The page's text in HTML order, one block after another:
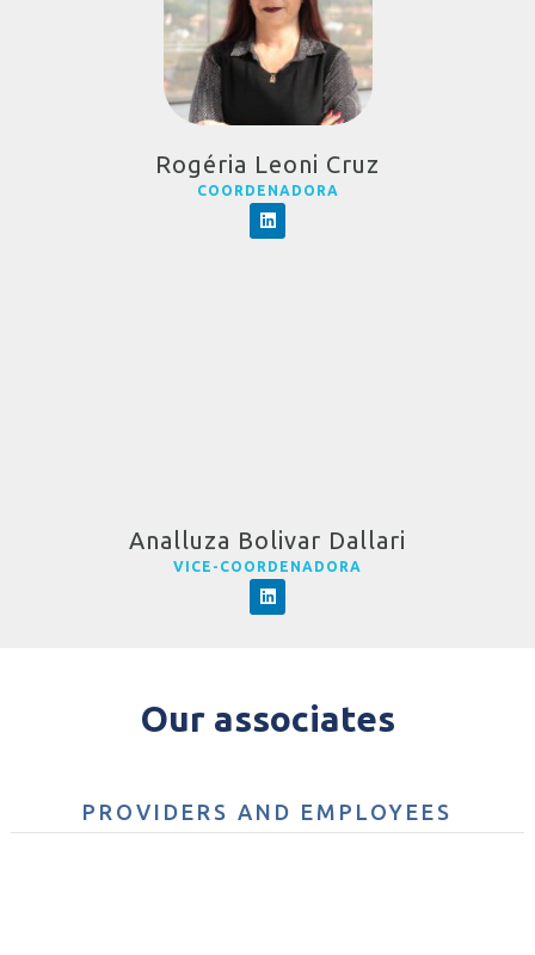
Rogéria Leoni Cruz
COORDENADORA
Analluza Bolivar Dallari
VICE-COORDENADORA
Our associates
PROVIDERS AND EMPLOYEES